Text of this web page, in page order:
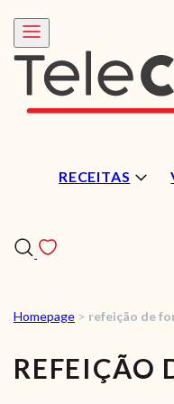
RECEITAS
Homepage > refeição de
REFEIÇÃO